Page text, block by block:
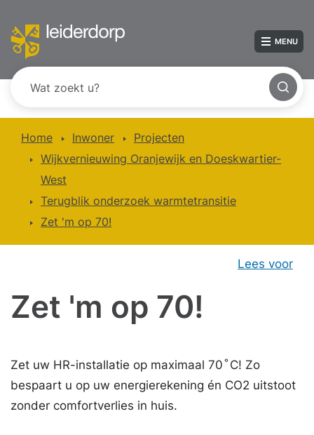
MENU
Home Inwoner
Projecten
Wijkvernieuwing Oranjewijk en Doeskwartier-
West
Terugblik onderzoek warmtetransitie
Zet 'm op 70!
Lees voor
Zet 'm op 70!
Zet uw HR-installatie op maximaal 70 ̊C! Zo
bespaart u op uw energierekening én CO2 uitstoot
zonder comfortverlies in huis.